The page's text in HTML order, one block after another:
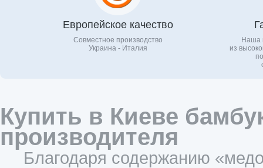
Европейское качество
Совместное производство
Украина - Италия
Наша
из
Купить в Киеве
производителя
Благодаря содержанию